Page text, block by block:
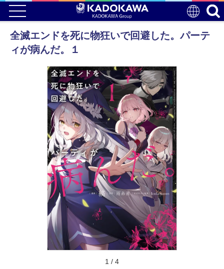
全滅エンドを死に物狂いで回避した。パーテ
ィが病んだ。１
1 / 4